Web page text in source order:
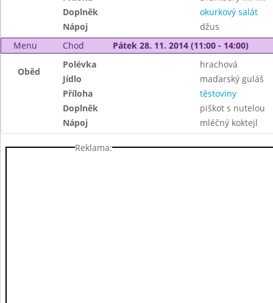
Doplněk
okurkový salát
Nápoj
džus
Menu
Chod Pátek 28. 11. 2014 (11:00 - 14:00)
Oběd
Polévka
hrachová
Jídlo
maďarský guláš
Příloha
těstoviny
Doplněk
piškot s nutelou
Nápoj
mléčný koktejl
Reklama: